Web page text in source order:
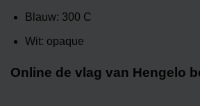
Blauw: 300 C
Wit: opaque
Online de vlag van Hengelo